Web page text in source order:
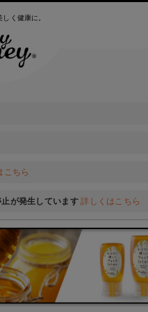
く健康に。
こちら
が発生しています 詳しくはこちら